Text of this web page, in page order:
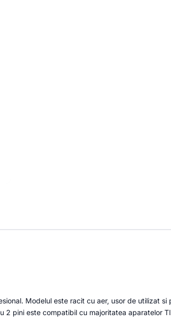
Modelul este racit cu aer, usor de utilizat
2 pini este compatibil cu majoritatea aparatelor